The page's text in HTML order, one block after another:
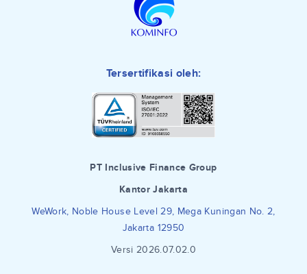
Tersertifikasi oleh:
PT Inclusive Finance Group
Kantor Jakarta
WeWork, Noble House Level 29, Mega Kuningan No. 2,
Jakarta 12950
Versi 2026.07.02.0